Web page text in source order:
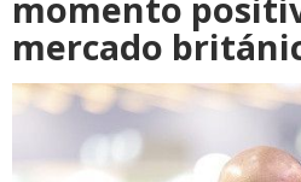
mercado